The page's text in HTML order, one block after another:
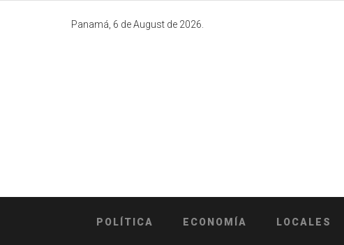
Panamá, 6 de August de 2026.
POLÍTICA ECONOMÍA LOCALES